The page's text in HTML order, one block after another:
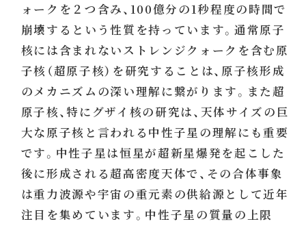
ォークを２つ含み、100億分の1秒程度の時間で
崩壊するという性質を持っています。通常原子
核には含まれないストレンジクォークを含む原
子核（超原子核）を研究することは、原子核形成
のメカニズムの深い理解に繋がります。また超
原子核、特にグザイ核の研究は、天体サイズの巨
大な原子核と言われる中性子星の理解にも重要
です。中性子星は恒星が超新星爆発を起こした
後に形成される超高密度天体で、その合体事象
は重力波源や宇宙の重元素の供給源として近年
注目を集めています。中性子星の質量の上限